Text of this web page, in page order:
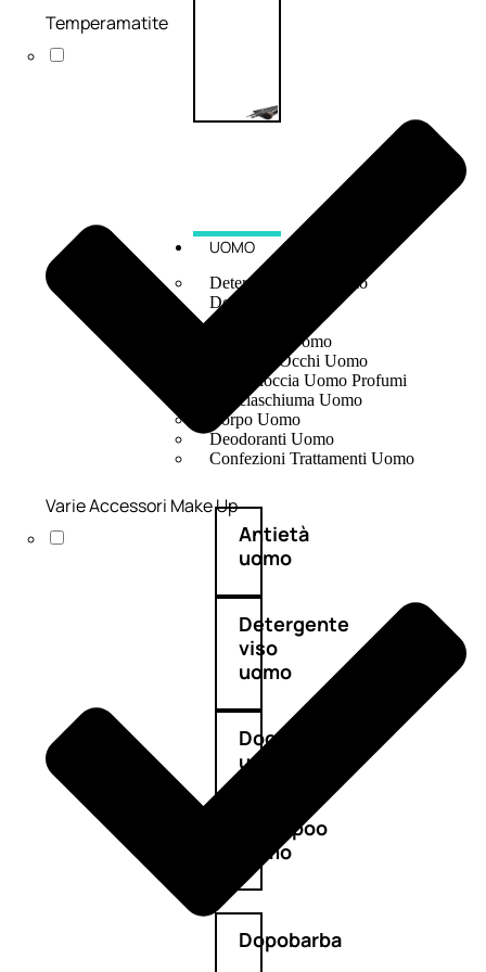
UOMO
Detergente Viso Uomo
Dopobarba Uomo
Antieta Uomo
Anticaduta Uomo
Contorno Occhi Uomo
Bagnodoccia Uomo Profumi
Docciaschiuma Uomo
Corpo Uomo
Deodoranti Uomo
Confezioni Trattamenti Uomo
Antietà
uomo
Detergente
viso
uomo
Docciaschiuma
uomo
Shampoo
uomo
Dopobarba
Temperamatite
Varie Accessori Make Up